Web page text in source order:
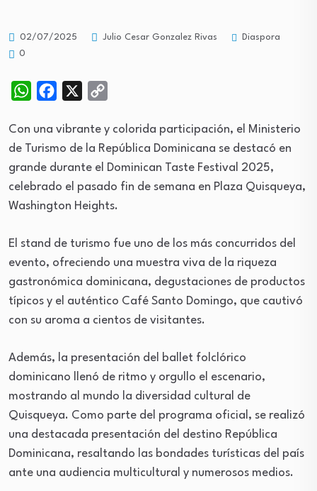
02/07/2025 Julio Cesar Gonzalez Rivas
Diaspora
0
WhatsAppFacebook
Con una vibrante y colorida participación, el Ministerio
de Turismo de la República Dominicana se destacó en
grande durante el Dominican Taste Festival 2025,
celebrado el pasado fin de semana en Plaza Quisqueya,
Washington Heights.
El stand de turismo fue uno de los más concurridos del
evento, ofreciendo una muestra viva de la riqueza
gastronómica dominicana, degustaciones de productos
típicos y el auténtico Café Santo Domingo, que cautivó
con su aroma a cientos de visitantes.
Además, la presentación del ballet folclórico
dominicano llenó de ritmo y orgullo el escenario,
mostrando al mundo la diversidad cultural de
Quisqueya. Como parte del programa oficial, se realizó
una destacada presentación del destino República
Dominicana, resaltando las bondades turísticas del país
ante una audiencia multicultural y numerosos medios.